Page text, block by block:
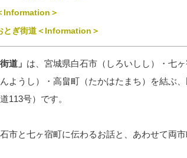
Information＞
とぎ街道＜Information＞
道」 は、宮城県白石市（しろいしし）・七
ようし）・高畠町（たかはたまち）を結ぶ
113号）です。
市と七ヶ宿町に伝わるお話と、あわせて両